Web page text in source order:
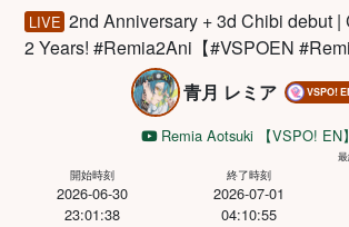
LIVE 2nd Anniversary + 3d Chibi debut |
2 Years! #Remia2Ani【#VSPOEN
青月 レミア
VSPO!
Remia Aotsuki 【VSPO! EN】
開始時刻
2026-06-30
23:01:38
終了時刻
2026-07-01
04:10:55